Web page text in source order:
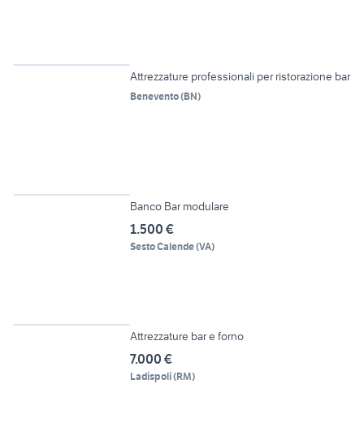
Attrezzature professionali per ristorazione bar
Benevento(BN)
Banco Bar modulare
1.500 €
Sesto Calende(VA)
Attrezzature bar e forno
7.000 €
Ladispoli(RM)